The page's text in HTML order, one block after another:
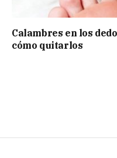
Calambres en los
cómo quitarlos